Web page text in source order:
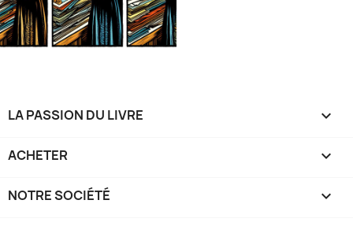
LA PASSION DU LIVRE 
ACHETER 
NOTRE SOCIÉTÉ 